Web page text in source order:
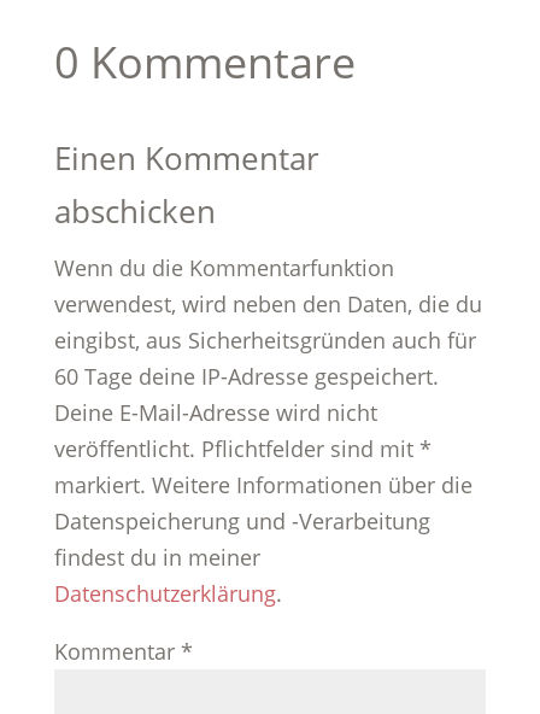
0 Kommentare
Einen Kommentar
abschicken
Wenn du die Kommentarfunktion
verwendest, wird neben den Daten, die du
eingibst, aus Sicherheitsgründen auch für
60 Tage deine IP-Adresse gespeichert.
Deine E-Mail-Adresse wird nicht
veröffentlicht. Pflichtfelder sind mit *
markiert. Weitere Informationen über die
Datenspeicherung und -Verarbeitung
findest du in meiner
Datenschutzerklärung.
Kommentar *